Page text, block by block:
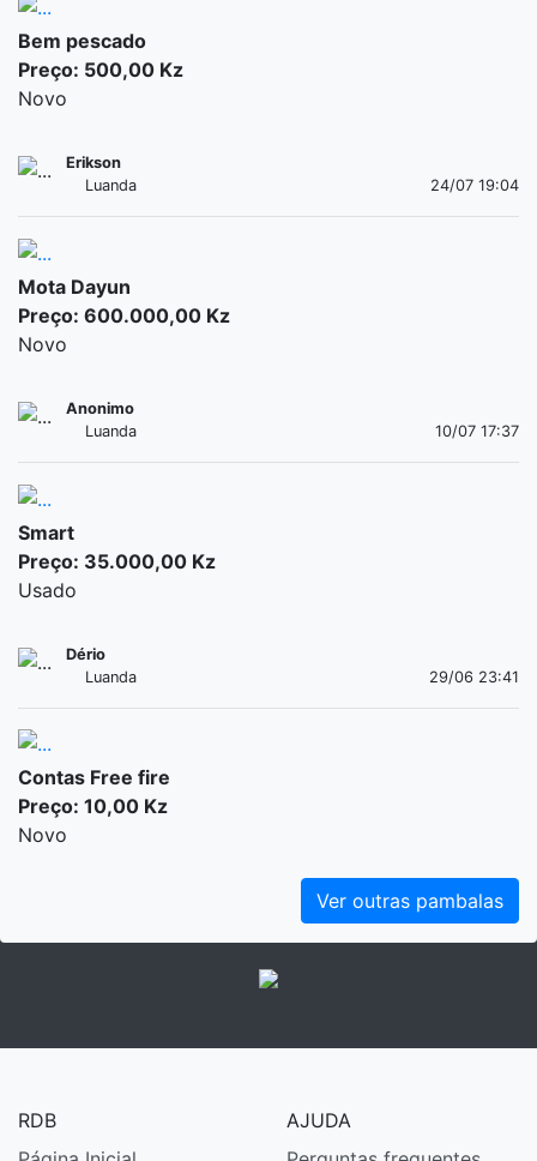
Bem pescado
Preço: 500,00 Kz
Novo
Erikson
Luanda
24/07 19:04
Mota Dayun
Preço: 600.000,00 Kz
Novo
Anonimo
Luanda
10/07 17:37
Smart
Preço: 35.000,00 Kz
Usado
Dério
Luanda
29/06 23:41
Contas Free fire
Preço: 10,00 Kz
Novo
Ver outras pambalas
RDB
AJUDA